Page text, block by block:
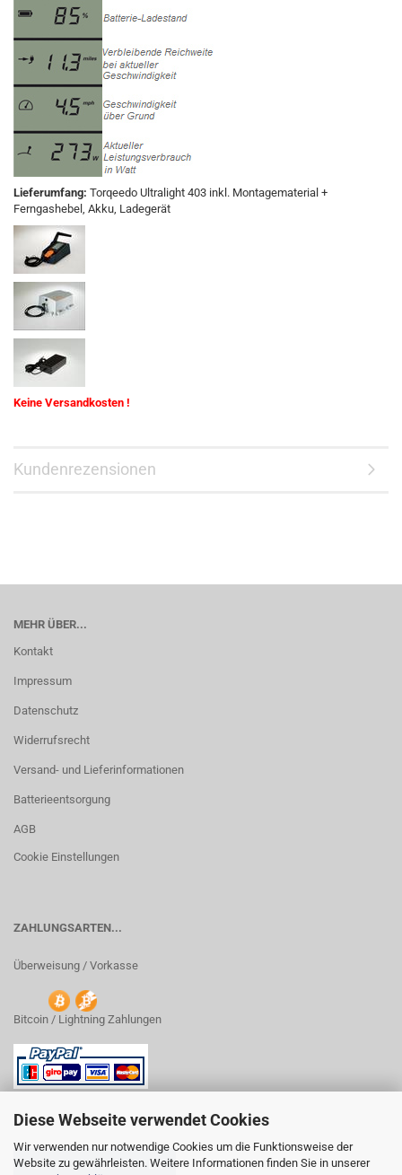
Diese Webseite verwendet Cookies
Wir verwenden nur notwendige Cookies um die Funktionsweise der
Website zu gewährleisten. Weitere Informationen finden Sie in unserer
Lieferumfang: Torqeedo Ultralight 403 inkl. Montagematerial +
Ferngashebel, Akku, Ladegerät
Keine Versandkosten !
Kundenrezensionen
MEHR ÜBER...
Kontakt
Impressum
Datenschutz
Widerrufsrecht
Versand- und Lieferinformationen
Batterieentsorgung
AGB
Cookie Einstellungen
ZAHLUNGSARTEN...
Überweisung / Vorkasse
Bitcoin / Lightning Zahlungen
VERTRAG WIDERRUFEN